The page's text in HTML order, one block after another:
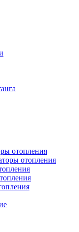
отопления
отопления